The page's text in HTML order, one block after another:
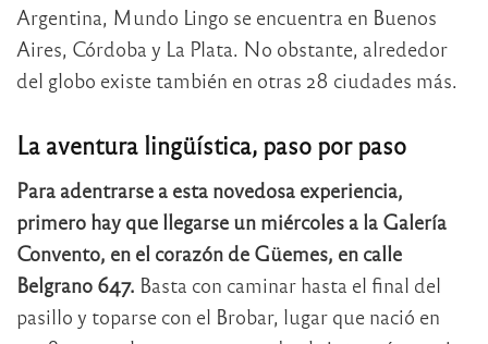
Argentina, Mundo Lingo se encuentra en Buenos
Aires, Córdoba y La Plata. No obstante, alrededor
del globo existe también en otras 28 ciudades más.
La aventura lingüística, paso por paso
Para adentrarse a esta novedosa experiencia,
primero hay que llegarse un miércoles a la Galería
Convento, en el corazón de Güemes, en calle
Belgrano 647. Basta con caminar hasta el final del
pasillo y toparse con el Brobar, lugar que nació en